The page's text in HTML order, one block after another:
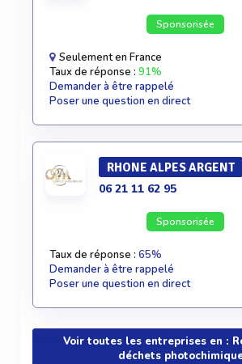
Sponsorisée
Seulement en France
Taux de réponse : 91%
Demander à être rappelé
Poser une question en direct
RHONE ALPES ARGENT
06 21 11 62 95
Sponsorisée
Taux de réponse : 65%
Demander à être rappelé
Poser une question en direct
Voir toutes les entreprises en :
déchets